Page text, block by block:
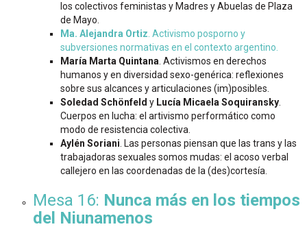
los colectivos feministas y Madres y Abuelas de Plaza
de Mayo.
Ma. Alejandra Ortiz. Activismo posporno y
subversiones normativas en el contexto argentino.
María Marta Quintana. Activismos en derechos
humanos y en diversidad sexo-genérica: reflexiones
sobre sus alcances y articulaciones (im)posibles.
Soledad Schönfeld y Lucía Micaela Soquiransky.
Cuerpos en lucha: el artivismo performático como
modo de resistencia colectiva.
Aylén Soriani. Las personas piensan que las trans y las
trabajadoras sexuales somos mudas: el acoso verbal
callejero en las coordenadas de la (des)cortesía.
Mesa 16: Nunca más en los tiempos
del Niunamenos